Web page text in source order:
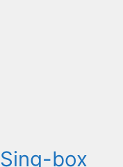
Sing-box